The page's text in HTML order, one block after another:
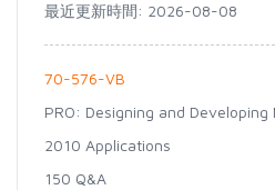
最近更新時間: 2026-08-08
70-576-VB
PRO: Designing and
2010 Applications
150 Q&A